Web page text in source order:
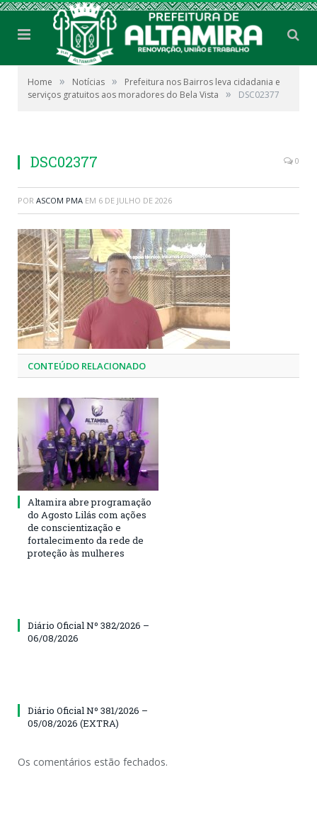
Home » Notícias »
Prefeitura nos Bairros leva cidadania e
serviços gratuitos aos moradores do Bela Vista
» DSC02377
DSC02377 0
POR ASCOM PMA EM 6 DE JULHO DE 2026
CONTEÚDO RELACIONADO
Altamira abre programação
do Agosto Lilás com ações
de conscientização e
fortalecimento da rede de
proteção às mulheres
Diário Oficial Nº 382/2026 –
06/08/2026
Diário Oficial Nº 381/2026 –
05/08/2026 (EXTRA)
Os comentários estão fechados.